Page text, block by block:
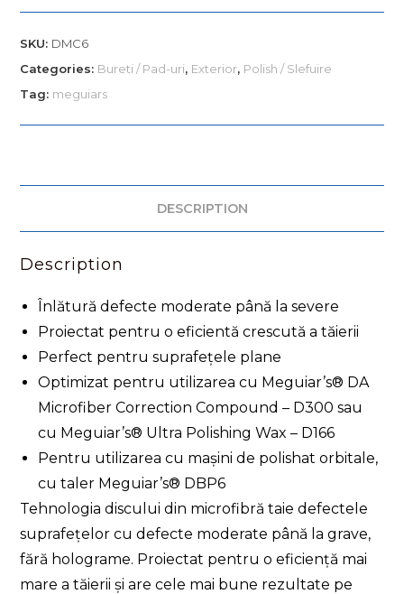
SKU: DMC6
Categories: Bureti / Pad-uri, Exterior, Polish / Slefuire
Tag: meguiars
DESCRIPTION
Description
Înlătură defecte moderate până la severe
Proiectat pentru o eficientă crescută a tăierii
Perfect pentru suprafețele plane
Optimizat pentru utilizarea cu Meguiar’s® DA
Microfiber Correction Compound – D300 sau
cu Meguiar’s® Ultra Polishing Wax – D166
Pentru utilizarea cu mașini de polishat orbitale,
cu taler Meguiar’s® DBP6
Tehnologia discului din microfibră taie defectele
suprafețelor cu defecte moderate până la grave,
fără holograme. Proiectat pentru o eficiență mai
mare a tăierii și are cele mai bune rezultate pe